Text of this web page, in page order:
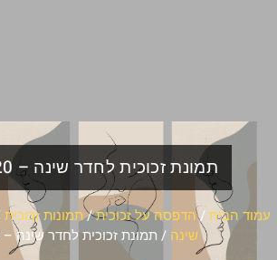
תמונת זכוכית לחדר שינה – min-020
עמוד הבית /הדפסה על זכוכית/תמונות זכוכית
שינה / תמונת זכוכית לחדר שינה – min-020